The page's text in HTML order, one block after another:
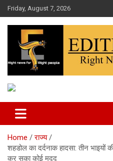
Skip
to
content
Friday, August 7, 2026
Edition Today
Home
राज्य
शहडोल का दर्दनाक हादसा: तीन भाइयों
कर सका कोई मदद